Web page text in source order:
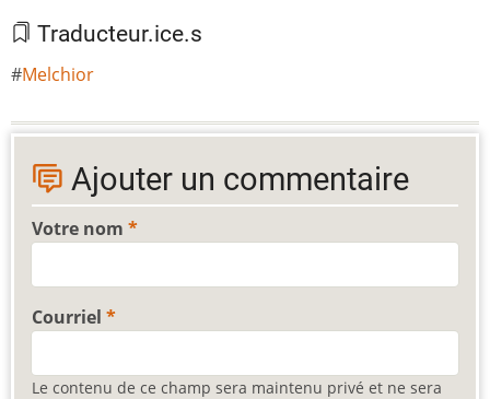
Traducteur.ice.s
Melchior
Ajouter un commentaire
Votre nom
Courriel
Le contenu de ce champ sera maintenu privé et ne sera